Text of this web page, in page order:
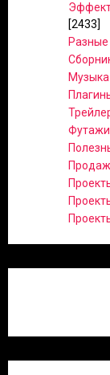
[2433]
Футажи